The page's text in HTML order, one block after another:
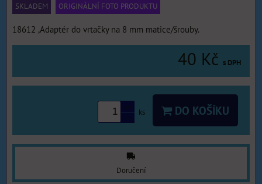
SKLADEM ORIGINÁLNÍ FOTO PRODUKTU
18612 ,Adaptér do vrtačky na 8 mm matice/šrouby.
40 Kč s DPH
ks DO KOŠÍKU
Doručení